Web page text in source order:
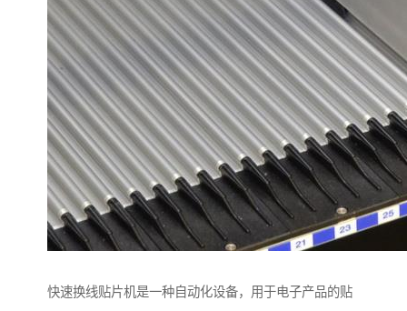
快速换线贴片机是一种自动化设备，用于电子产品的贴